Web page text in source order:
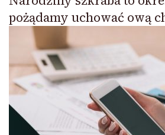
pożądamy uchować ową